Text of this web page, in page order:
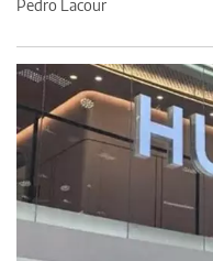
Pedro Lacour